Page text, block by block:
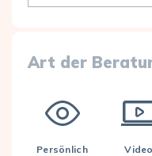
Art der
Persönlich Video